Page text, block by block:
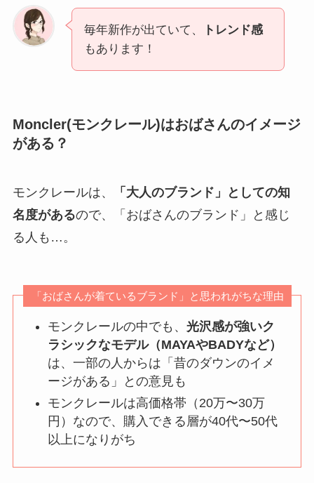
毎年新作が出ていて、
トレンド感
もあります！
Moncler(モンクレール)はおばさんのイメージ
がある？
モンクレールは、
「大人のブランド」としての知
名度があるので、「おばさんのブランド」と感じ
る人も…。
「おばさんが着ているブランド」と思われがちな理由
モンクレールの中でも、光沢感が強いク
ラシックなモデル（MAYAやBADYなど）
は、一部の人からは「昔のダウンのイメ
ージがある」との意見も
モンクレールは高価格帯（20万〜30万
円）なので、購入できる層が40代〜50代
以上になりがち